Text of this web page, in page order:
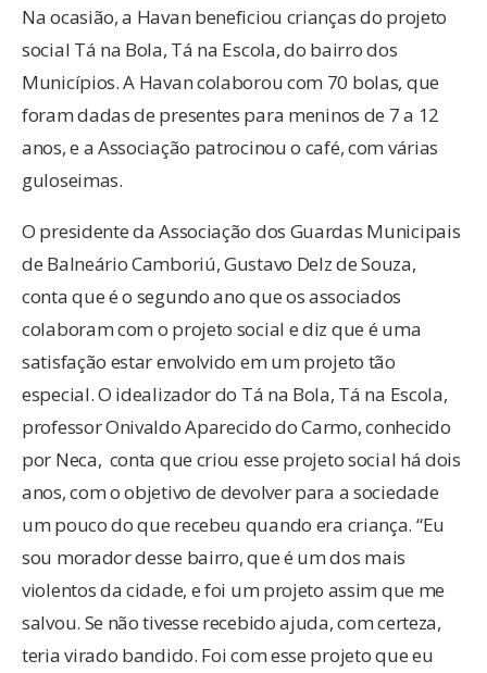
Na ocasião, a Havan beneficiou crianças do projeto
social Tá na Bola, Tá na Escola, do bairro dos
Municípios. A Havan colaborou com 70 bolas, que
foram dadas de presentes para meninos de 7 a 12
anos, e a Associação patrocinou o café, com várias
guloseimas.
O presidente da Associação dos Guardas Municipais
de Balneário Camboriú, Gustavo Delz de Souza,
conta que é o segundo ano que os associados
colaboram com o projeto social e diz que é uma
satisfação estar envolvido em um projeto tão
especial. O idealizador do Tá na Bola, Tá na Escola,
professor Onivaldo Aparecido do Carmo, conhecido
por Neca, conta que criou esse projeto social há dois
anos, com o objetivo de devolver para a sociedade
um pouco do que recebeu quando era criança. “Eu
sou morador desse bairro, que é um dos mais
violentos da cidade, e foi um projeto assim que me
salvou. Se não tivesse recebido ajuda, com certeza,
teria virado bandido. Foi com esse projeto que eu